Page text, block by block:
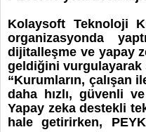
Kolaysoft Teknoloji
organizasyonda
dijitalleşme ve yapay
geldiğini vurgulayarak
“Kurumların, çalışan
daha hızlı, güvenli
Yapay zeka destekli
hale getirirken,